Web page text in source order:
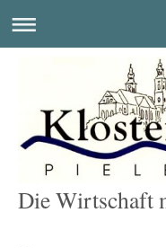
Die Wirtschaft